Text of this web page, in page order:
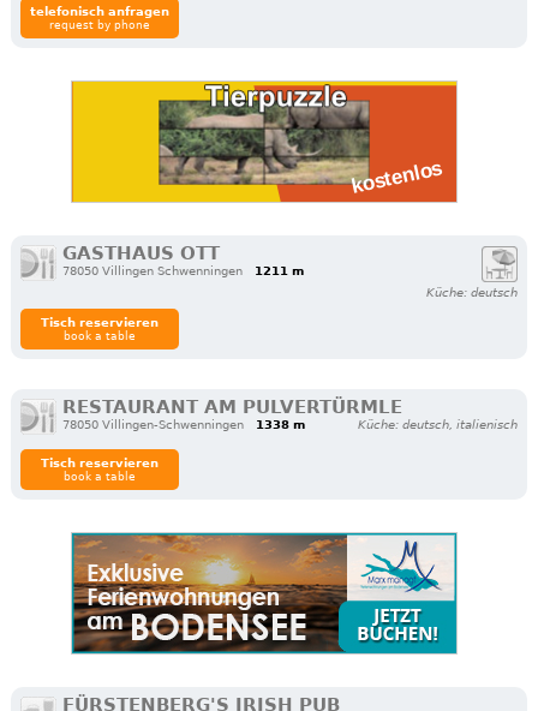
telefonisch anfragen
request by phone
GASTHAUS OTT
78050 Villingen Schwenningen
1211 m
Küche: deutsch
Tisch reservieren
book a table
RESTAURANT AM PULVERTÜRMLE
78050 Villingen-Schwenningen 1338 m Küche: deutsch, italienisch
Tisch reservieren
book a table
FÜRSTENBERG'S IRISH PUB